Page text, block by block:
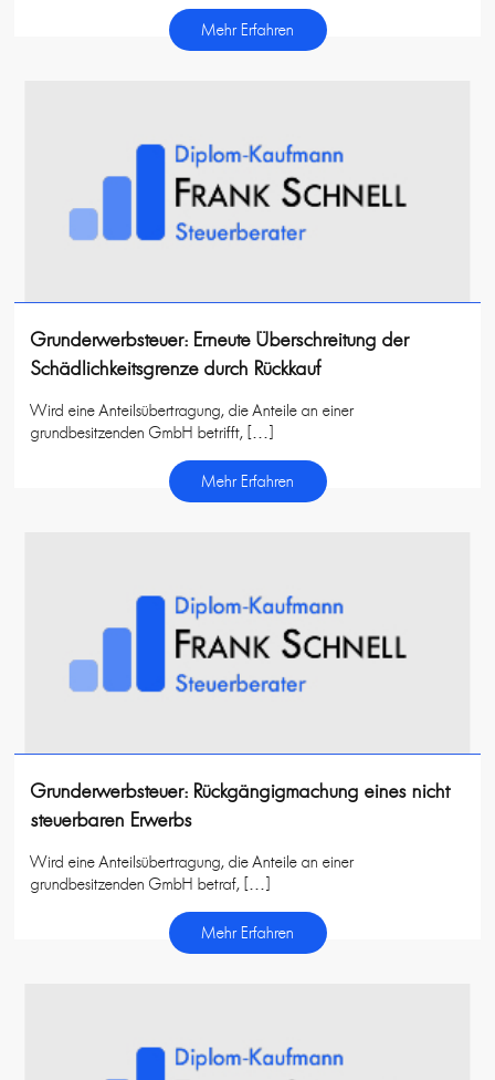
Mehr Erfahren
Grunderwerbsteuer: Erneute Überschreitung der
Schädlichkeitsgrenze durch Rückkauf
Wird eine Anteilsübertragung, die Anteile an einer
grundbesitzenden GmbH betrifft, […]
Mehr Erfahren
Grunderwerbsteuer: Rückgängigmachung eines nicht
steuerbaren Erwerbs
Wird eine Anteilsübertragung, die Anteile an einer
grundbesitzenden GmbH betraf, […]
Mehr Erfahren